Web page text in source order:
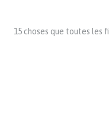
15 choses que toutes les